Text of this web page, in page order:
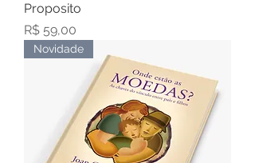
Proposito
Preço
R$ 59,00
Novidade